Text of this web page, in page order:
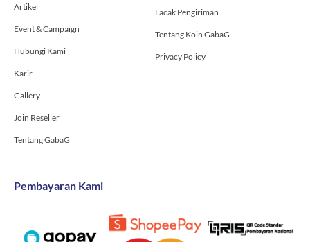
Artikel
Event & Campaign
Hubungi Kami
Karir
Gallery
Join Reseller
Tentang GabaG
Lacak Pengiriman
Tentang Koin GabaG
Privacy Policy
Pembayaran Kami